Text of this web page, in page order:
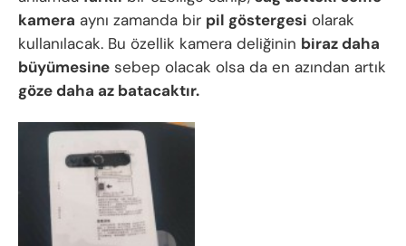
kamera aynı zamanda bir pil göstergesi olarak
kullanılacak. Bu özellik kamera deliğinin biraz daha
büyümesine sebep olacak olsa da en azından artık
göze daha az batacaktır.